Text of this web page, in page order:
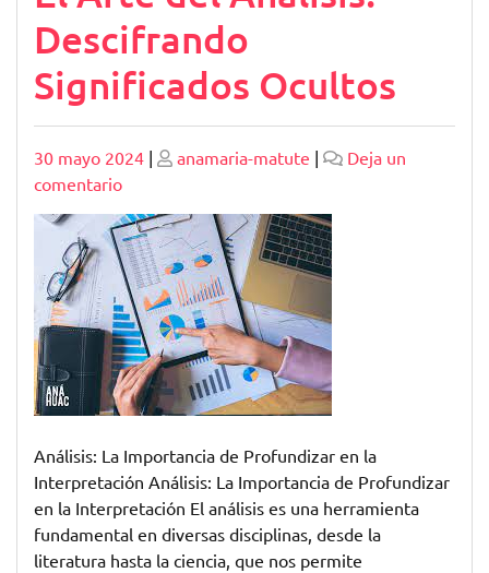
Descifrando
Significados Ocultos
Publicado
30 mayo 2024 | Publicado
anamaria-matute |
Deja un
comentarioen
El
Arte
del
Análisis:
Descifrando
Significados
Ocultos
Análisis: La Importancia de Profundizar en la
Interpretación Análisis: La Importancia de Profundizar
en la Interpretación El análisis es una herramienta
fundamental en diversas disciplinas, desde la
literatura hasta la ciencia, que nos permite